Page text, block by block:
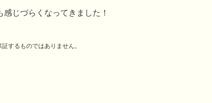
じづらくなってきました！
するものではありません。